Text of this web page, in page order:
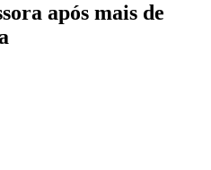
após mais de